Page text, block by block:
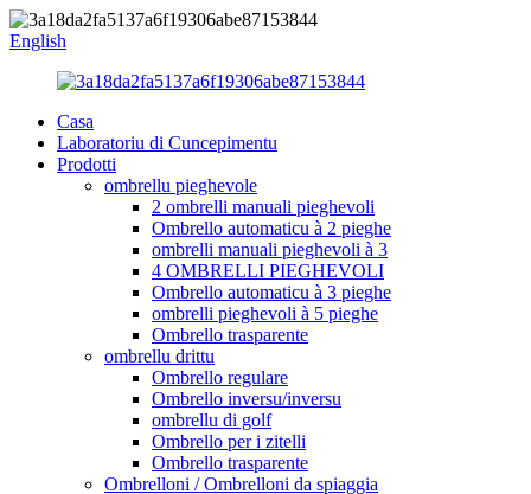
English
Casa
Laboratoriu di Cuncepimentu
Prodotti
ombrellu pieghevole
2 ombrelli manuali pieghevoli
Ombrello automaticu à 2 pieghe
ombrelli manuali pieghevoli à 3
4 OMBRELLI PIEGHEVOLI
Ombrello automaticu à 3 pieghe
ombrelli pieghevoli à 5 pieghe
Ombrello trasparente
ombrellu drittu
Ombrello regulare
Ombrello inversu/inversu
ombrellu di golf
Ombrello per i zitelli
Ombrello trasparente
Ombrelloni / Ombrelloni da spiaggia